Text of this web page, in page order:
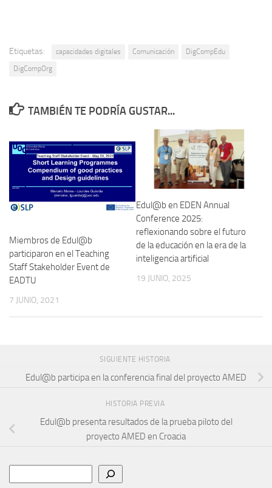
Etiquetas: capacidades digitales Comunicación
DigCompEdu
DigCompOrg
TAMBIÉN TE PODRÍA GUSTAR...
Miembros de Edul@b
participaron en el Teaching
Staff Stakeholder Event de
EADTU
7 JUNIO, 2021
Edul@b en EDEN Annual
Conference 2025:
reflexionando sobre el futuro
de la educación en la era de la
inteligencia artificial
19 JUNIO, 2025
SIGUIENTE HISTORIA
Edul@b participa en la conferencia final del proyecto AMED
HISTORIA PREVIA
Edul@b presenta resultados de la prueba piloto del
proyecto AMED en Croacia